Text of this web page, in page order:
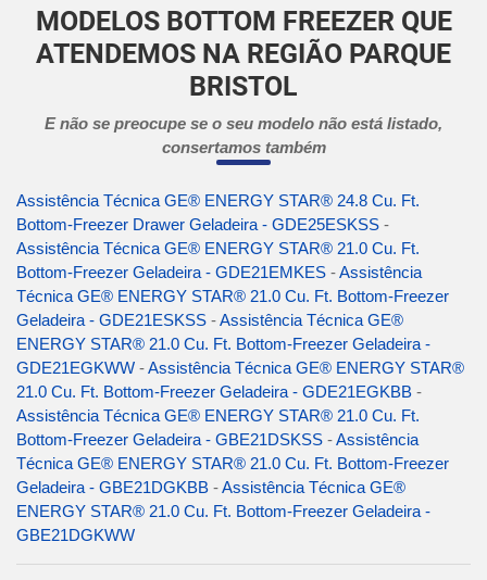
MODELOS BOTTOM FREEZER QUE
ATENDEMOS NA REGIÃO PARQUE
BRISTOL
E não se preocupe se o seu modelo não está listado,
consertamos também
Assistência Técnica GE® ENERGY STAR® 24.8 Cu. Ft.
Bottom-Freezer Drawer Geladeira - GDE25ESKSS -
Assistência Técnica GE® ENERGY STAR® 21.0 Cu. Ft.
Bottom-Freezer Geladeira - GDE21EMKES -Assistência
Técnica GE® ENERGY STAR® 21.0 Cu. Ft. Bottom-Freezer
Geladeira - GDE21ESKSS -Assistência Técnica GE®
ENERGY STAR® 21.0 Cu. Ft. Bottom-Freezer Geladeira -
GDE21EGKWW -Assistência Técnica GE® ENERGY STAR®
21.0 Cu. Ft. Bottom-Freezer Geladeira - GDE21EGKBB -
Assistência Técnica GE® ENERGY STAR® 21.0 Cu. Ft.
Bottom-Freezer Geladeira - GBE21DSKSS -Assistência
Técnica GE® ENERGY STAR® 21.0 Cu. Ft. Bottom-Freezer
Geladeira - GBE21DGKBB -Assistência Técnica GE®
ENERGY STAR® 21.0 Cu. Ft. Bottom-Freezer Geladeira -
GBE21DGKWW